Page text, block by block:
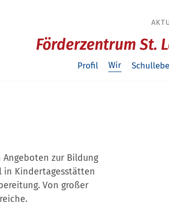
Förderzentrum St.
Profil Wir
zur Bildung
in Kindertagesstätten
Von großer